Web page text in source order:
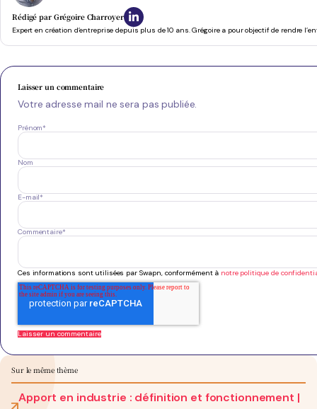
Rédigé par Grégoire Charroyer
Expert en création d’entreprise depuis plus de 10 ans. Grégoire a pour objectif de rendre
Laisser un commentaire
Votre adresse mail ne sera pas publiée.
Prénom*
Nom
E-mail*
Commentaire*
Ces informations sont utilisées par Swapn, conformément à notre politique de
Sur le même thème
Apport en industrie : définition et fonctionnement |